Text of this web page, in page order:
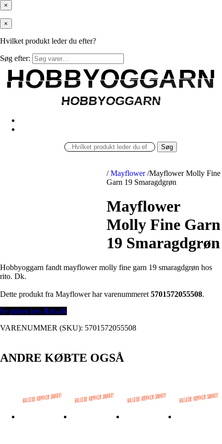
×
×
Hvilket produkt leder du efter?
Søg efter:
HOBBYOGGARN
HOBBYOGGARN
HOBBYOGGARN
HOBBYOGGARN
Søg
/ Mayflower /Mayflower Molly Fine
Garn 19 Smaragdgrøn
Mayflower
Molly Fine Garn
19 Smaragdgrøn
Hobbyoggarn fandt mayflower molly fine garn 19 smaragdgrøn hos
rito. Dk.
Dette produkt fra Mayflower har varenummeret 5701572055508.
Se prisen hos Rito.dk
VARENUMMER (SKU): 5701572055508
ANDRE KØBTE OGSÅ